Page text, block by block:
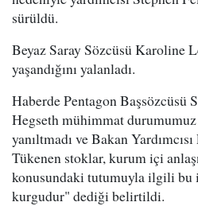
sürüldü.
Beyaz Saray Sözcüsü Karoline
yaşandığını yalanladı.
Haberde Pentagon Başsözcüsü
Hegseth mühimmat
yanıltmadı ve Bakan
Tükenen stoklar, kurum içi
konusundaki tutumuyla ilgili bu
kurgudur" dediği belirtildi.